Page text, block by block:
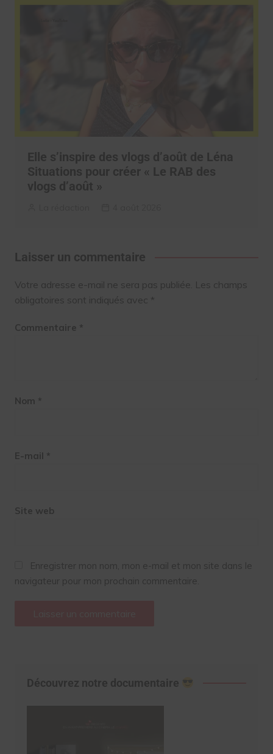
Elle s’inspire des vlogs d’août de Léna
Situations pour créer « Le RAB des
vlogs d’août »
Laisser un commentaire
Votre adresse e-mail ne sera pas publiée. Les champs
obligatoires sont indiqués avec *
Commentaire *
Nom *
E-mail *
Site web
Enregistrer mon nom, mon e-mail et mon site dans le
navigateur pour mon prochain commentaire.
Découvrez notre documentaire